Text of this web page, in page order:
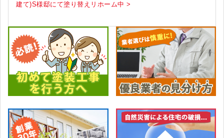
建て)S様邸にて塗り替えリホーム中 >